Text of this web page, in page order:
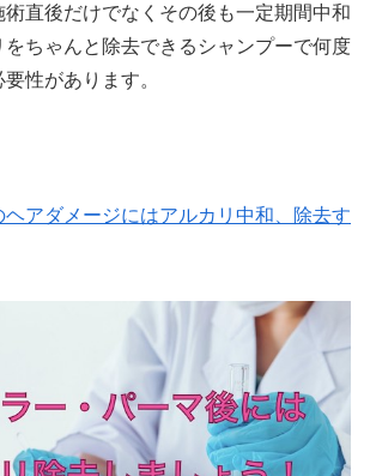
直後だけでなくその後も一定期間中和
をちゃんと除去できるシャンプーで何度
性があります。
ヘアダメージにはアルカリ中和、除去す